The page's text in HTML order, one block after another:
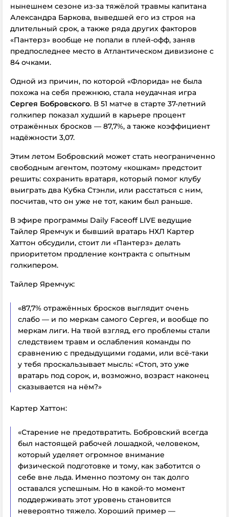
нынешнем сезоне из-за тяжёлой травмы капитана
Александра Баркова, выведшей его из строя на
длительный срок, а также ряда других факторов
«Пантерз» вообще не попали в плей-офф, заняв
предпоследнее место в Атлантическом дивизионе с
84 очками.
Одной из причин, по которой «Флорида» не была
похожа на себя прежнюю, стала неудачная игра
Сергея Бобровского. В 51 матче в старте 37-летний
голкипер показал худший в карьере процент
отражённых бросков — 87,7%, а также коэффициент
надёжности 3,07.
Этим летом Бобровский может стать неограниченно
свободным агентом, поэтому «кошкам» предстоит
решить: сохранить вратаря, который помог клубу
выиграть два Кубка Стэнли, или расстаться с ним,
посчитав, что он уже не тот, каким был раньше.
В эфире программы Daily Faceoff LIVE ведущие
Тайлер Яремчук и бывший вратарь НХЛ Картер
Хаттон обсудили, стоит ли «Пантерз» делать
приоритетом продление контракта с опытным
голкипером.
Тайлер Яремчук:
«87,7% отражённых бросков выглядит очень
слабо — и по меркам самого Сергея, и вообще по
меркам лиги. На твой взгляд, его проблемы стали
следствием травм и ослабления команды по
сравнению с предыдущими годами, или всё-таки
у тебя проскальзывает мысль: «Стоп, это уже
вратарь под сорок, и, возможно, возраст наконец
сказывается на нём?»
Картер Хаттон:
«Старение не предотвратить. Бобровский всегда
был настоящей рабочей лошадкой, человеком,
который уделяет огромное внимание
физической подготовке и тому, как заботится о
себе вне льда. Именно поэтому он так долго
оставался успешным. Но в какой-то момент
поддерживать этот уровень становится
невероятно тяжело. Хороший пример —